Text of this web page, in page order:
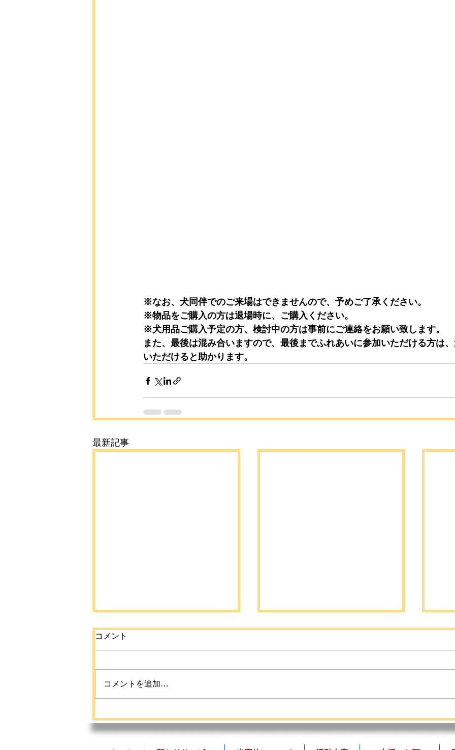
※なお、犬同伴でのご来場はできませんので、予めご了承ください。
※物品をご購入の方は退場時に、ご購入ください。
※犬用品ご購入予定の方、検討中の方は事前にご連絡をお願い致します。
また、最後は混み合いますので、最後までふれあいに参加いただける方は
いただけると助かります。
最新記事
夏休み教育活動】のご案内
📣
しま
コメント
コメントを追加…